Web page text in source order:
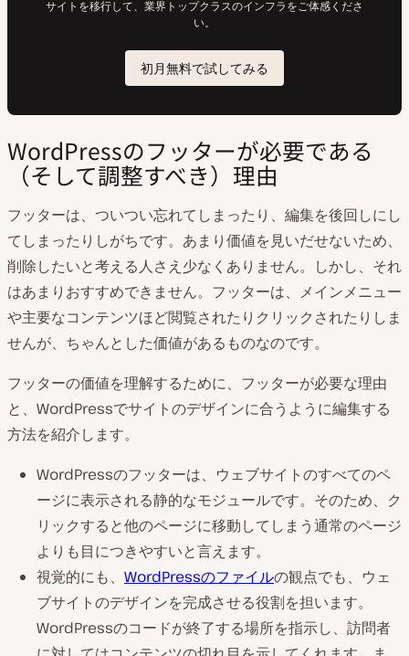
WordPressのフッターが必要である
（そして調整すべき）理由
フッターは、ついつい忘れてしまったり、編集を後回しにし
てしまったりしがちです。あまり価値を見いだせないため、
削除したいと考える人さえ少なくありません。しかし、それ
はあまりおすすめできません。フッターは、メインメニュー
や主要なコンテンツほど閲覧されたりクリックされたりしま
せんが、ちゃんとした価値があるものなのです。
フッターの価値を理解するために、フッターが必要な理由
と、WordPressでサイトのデザインに合うように編集する
方法を紹介します。
WordPressのフッターは、ウェブサイトのすべてのペ
ージに表示される静的なモジュールです。そのため、ク
リックすると他のページに移動してしまう通常のページ
よりも目につきやすいと言えます。
視覚的にも、 WordPressのファイルの観点でも、ウェ
ブサイトのデザインを完成させる役割を担います。
WordPressのコードが終了する場所を指示し、訪問者